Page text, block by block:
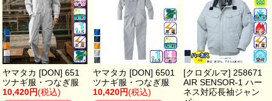
ヤマタカ [DON] 651
ツナギ服・つなぎ服
10,420円(税込)
ヤマタカ [DON] 6501
ツナギ服・つなぎ服
10,420円(税込)
[クロダルマ] 258671
AIR SENSOR-1 ハー
ネス対応長袖ジャン